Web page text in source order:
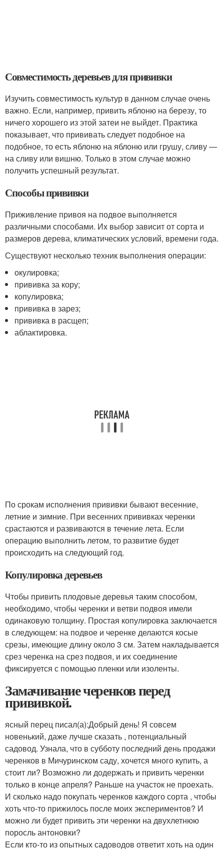
Совместимость деревьев для прививки
Изучить совместимость культур в данном случае очень
важно. Если, например, привить яблоню на березу, то
ничего хорошего из этой затеи не выйдет. Практика
показывает, что прививать следует подобное на
подобное, то есть яблоню на яблоню или грушу, сливу —
на сливу или вишню. Только в этом случае можно
получить успешный результат.
Способы прививки
Приживление привоя на подвое выполняется
различными способами. Их выбор зависит от сорта и
размеров дерева, климатических условий, времени года.
Существуют несколько техник выполнения операции:
окулировка;
прививка за кору;
копулировка;
прививка в зарез;
прививка в расщеп;
аблактировка.
По срокам исполнения прививки бывают весенние,
летние и зимние. При весенних прививках черенки
срастаются и развиваются в течение лета. Если
операцию выполнить летом, то развитие будет
происходить на следующий год.
Копулировка деревьев
Чтобы привить плодовые деревья таким способом,
необходимо, чтобы черенки и ветви подвоя имели
одинаковую толщину. Простая копулировка заключается
в следующем: на подвое и черенке делаются косые
срезы, имеющие длину около 3 см. Затем накладывается
срез черенка на срез подвоя, и их соединение
фиксируется с помощью пленки или изоленты.
Замачивание черенков перед
прививкой.
ясный перец писал(а):Добрый день! Я совсем
новенький, даже лучше сказать , потенциальный
садовод. Узнала, что в субботу последний день продажи
черенков в Мичуринском саду, хочется много купить, а
стоит ли? Возможно ли додержать и привить черенки
только в конце апреля? Раньше на участок не проехать.
И сколько надо покупать черенков каждого сорта , чтобы
хоть что-то прижилось после моих экспериментов? И
можно ли будет привить эти черенки на двухлетнюю
поросль антоновки?
Если кто-то из опытных садоводов ответит хоть на один